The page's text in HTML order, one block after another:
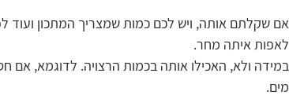
לאפות איתה מחר.
מים.